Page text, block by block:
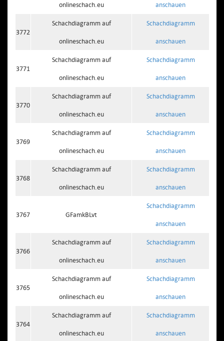
onlineschach.eu anschauen
3772
Schachdiagramm auf
onlineschach.eu
Schachdiagramm
anschauen
3771
Schachdiagramm auf
onlineschach.eu
Schachdiagramm
anschauen
3770
Schachdiagramm auf
onlineschach.eu
Schachdiagramm
anschauen
3769
Schachdiagramm auf
onlineschach.eu
Schachdiagramm
anschauen
3768
Schachdiagramm auf
onlineschach.eu
Schachdiagramm
anschauen
3767 GFamkBLvt
Schachdiagramm
anschauen
3766
Schachdiagramm auf
onlineschach.eu
Schachdiagramm
anschauen
3765
Schachdiagramm auf
onlineschach.eu
Schachdiagramm
anschauen
3764
Schachdiagramm auf
onlineschach.eu
Schachdiagramm
anschauen